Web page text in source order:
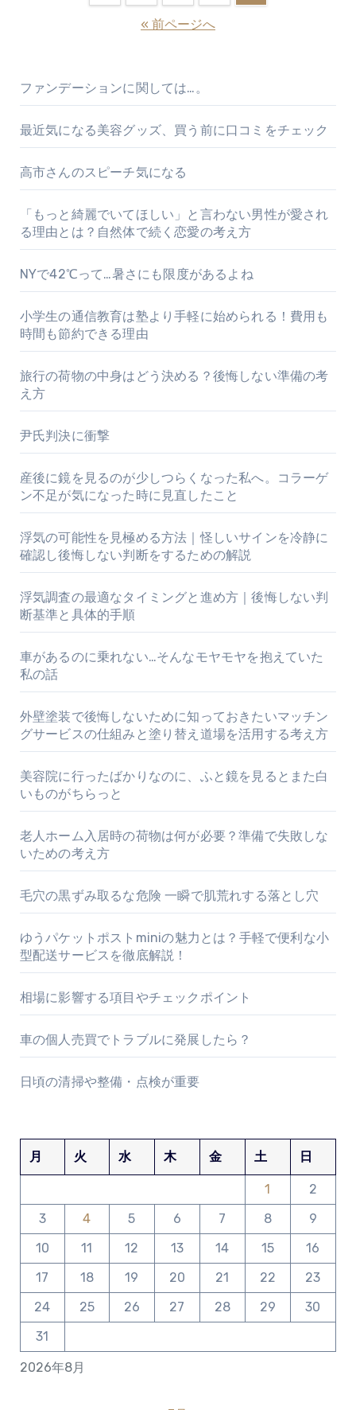
ペ
ー
ジ
送
り
« 前ページへ
ファンデーションに関しては…。
最近気になる美容グッズ、買う前に口コミをチェック
高市さんのスピーチ気になる
「もっと綺麗でいてほしい」と言わない男性が愛され
る理由とは？自然体で続く恋愛の考え方
NYで42℃って…暑さにも限度があるよね
小学生の通信教育は塾より手軽に始められる！費用も
時間も節約できる理由
旅行の荷物の中身はどう決める？後悔しない準備の考
え方
尹氏判決に衝撃
産後に鏡を見るのが少しつらくなった私へ。コラーゲ
ン不足が気になった時に見直したこと
浮気の可能性を見極める方法｜怪しいサインを冷静に
確認し後悔しない判断をするための解説
浮気調査の最適なタイミングと進め方｜後悔しない判
断基準と具体的手順
車があるのに乗れない…そんなモヤモヤを抱えていた
私の話
外壁塗装で後悔しないために知っておきたいマッチン
グサービスの仕組みと塗り替え道場を活用する考え方
美容院に行ったばかりなのに、ふと鏡を見るとまた白
いものがちらっと
老人ホーム入居時の荷物は何が必要？準備で失敗しな
いための考え方
毛穴の黒ずみ取るな危険 一瞬で肌荒れする落とし穴
ゆうパケットポストminiの魅力とは？手軽で便利な小
型配送サービスを徹底解説！
相場に影響する項目やチェックポイント
車の個人売買でトラブルに発展したら？
日頃の清掃や整備・点検が重要
2026年8月
月 火 水 木 金 土 日
1
2
3
4 5 6 7 8
9
10
11 12 13 14 15
16
17
18 19 20 21 22
23
24
25 26 27 28 29
30
31